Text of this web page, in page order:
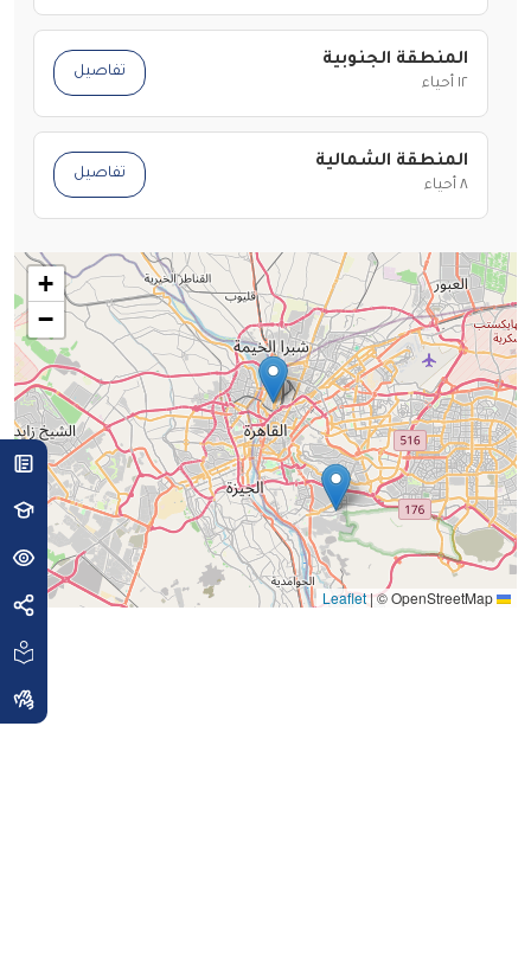
المنطقة الجنوبية
١٢ أحياء
تفاصيل
المنطقة الشمالية
٨ أحياء
تفاصيل
+
−
|© OpenStreetMap